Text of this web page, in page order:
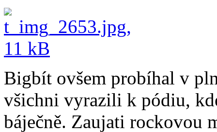
Bigbít ovšem probíhal v
všichni vyrazili k pódiu,
báječně. Zaujati rockovou